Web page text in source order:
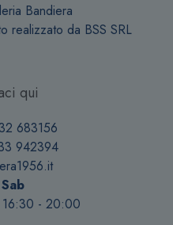
Bandiera
realizzato da BSS SRL
qui
683156
942394
- 20:00